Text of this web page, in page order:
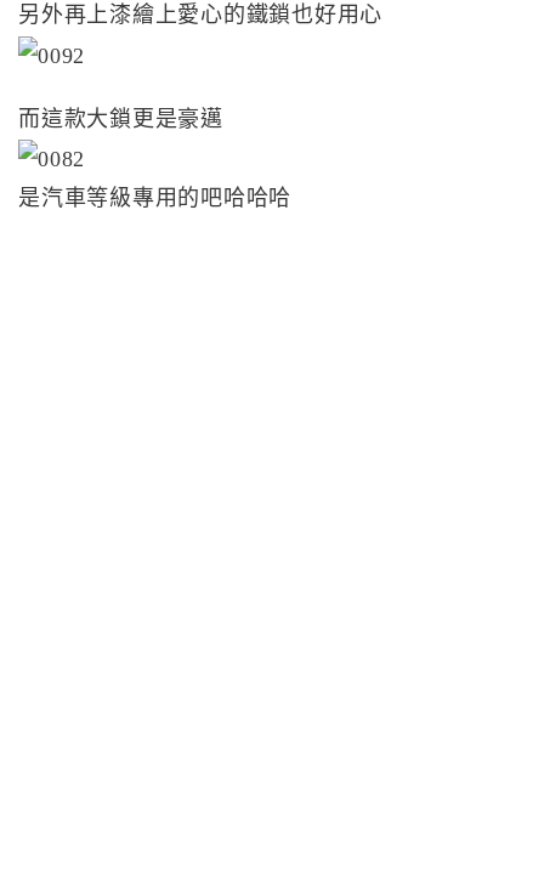
另外再上漆繪上愛心的鐵鎖也好用心
而這款大鎖更是豪邁
是汽車等級專用的吧哈哈哈